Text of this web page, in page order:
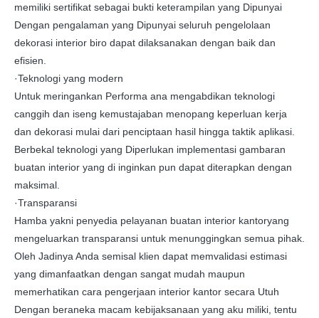
memiliki sertifikat sebagai bukti keterampilan yang Dipunyai
Dengan pengalaman yang Dipunyai seluruh pengelolaan
dekorasi interior biro dapat dilaksanakan dengan baik dan
efisien.
·Teknologi yang modern
Untuk meringankan Performa ana mengabdikan teknologi
canggih dan iseng kemustajaban menopang keperluan kerja
dan dekorasi mulai dari penciptaan hasil hingga taktik aplikasi.
Berbekal teknologi yang Diperlukan implementasi gambaran
buatan interior yang di inginkan pun dapat diterapkan dengan
maksimal.
·Transparansi
Hamba yakni penyedia pelayanan buatan interior kantoryang
mengeluarkan transparansi untuk menunggingkan semua pihak.
Oleh Jadinya Anda semisal klien dapat memvalidasi estimasi
yang dimanfaatkan dengan sangat mudah maupun
memerhatikan cara pengerjaan interior kantor secara Utuh
Dengan beraneka macam kebijaksanaan yang aku miliki, tentu